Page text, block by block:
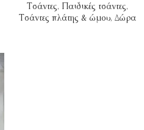
Τσάντες, Παιδικές τσάντες,
Τσάντες πλάτης & ώμου, Δώρα